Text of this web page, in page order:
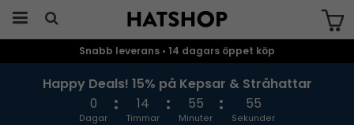
Snabb leverans • 14 dagars öppet köp
Happy Deals! 15% på Kepsar & Stråhattar
0
Dagar
14
Timmar
55
Minuter
55
Sekunder